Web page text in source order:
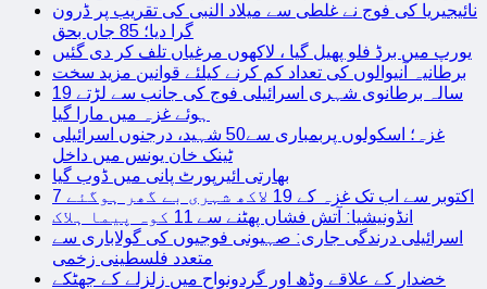
نائیجیریا کی فوج نے غلطی سے میلاد النبی کی تقریب پر ڈرون
گرا دیا؛ 85 جاں بحق
یورپ میں برڈ فلو پھیل گیا ، لاکھوں مرغیاں تلف کر دی گئیں
برطانیہ آنیوالوں کی تعداد کم کرنے کیلئے قوانین مزید سخت
19 سالہ برطانوی شہری اسرائیلی فوج کی جانب سے لڑتے
ہوئے غزہ میں مارا گیا
غزہ؛ اسکولوں پربمباری سے50 شہید، درجنوں اسرائیلی
ٹینک خان یونس میں داخل
بھارتی ائیرپورٹ پانی میں ڈوب گیا
7 اکتوبر سے اب تک غزہ کے 19 لاکھ شہری بے گھر ہوگئے
انڈونیشیا: آتش فشاں پھٹنے سے 11 کوہ پیما ہلاک
اسرائیلی درندگی جاری: صہیونی فوجیوں کی گولاباری سے
متعدد فلسطینی زخمی
خضدار کے علاقے وڈھ اور گردونواح میں زلزلے کے جھٹکے